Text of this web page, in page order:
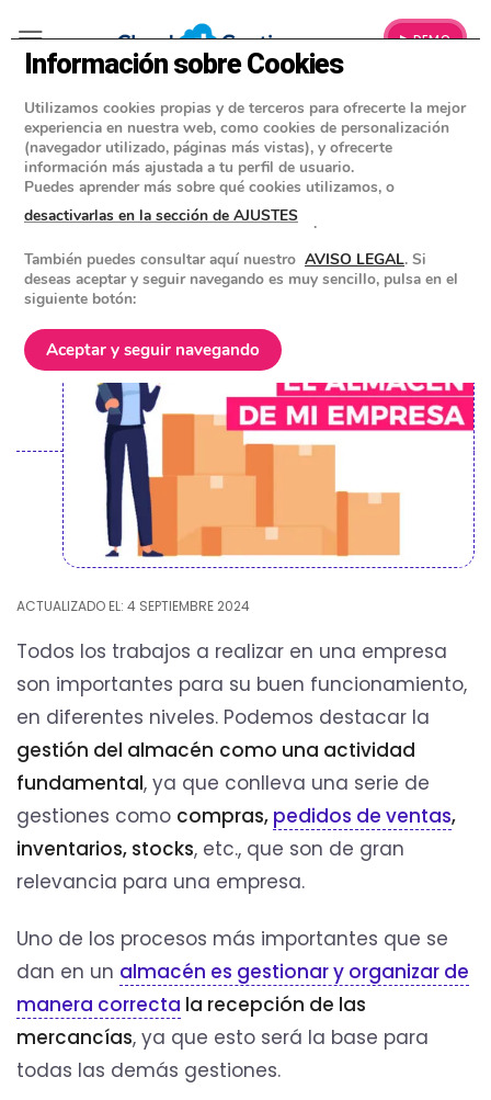
▶ DEMO
BLOG»SOFTWARE DE FACTURACIÓN
Cómo gestionar el almacén de mi
empresa
POSTED ON10 OCTUBRE 2022 BYEQUIPO DE CLOUD GESTION
ACTUALIZADO EL: 4 SEPTIEMBRE 2024
Todos los trabajos a realizar en una empresa
son importantes para su buen funcionamiento,
en diferentes niveles. Podemos destacar la
gestión del almacén como una actividad
fundamental, ya que conlleva una serie de
gestiones como compras, pedidos de ventas,
inventarios, stocks, etc., que son de gran
relevancia para una empresa.
Uno de los procesos más importantes que se
dan en un almacén es gestionar y organizar de
manera correcta la recepción de las
mercancías, ya que esto será la base para
todas las demás gestiones.
Información sobre Cookies
Utilizamos cookies propias y de terceros para ofrecerte la mejor
experiencia en nuestra web, como cookies de personalización
(navegador utilizado, páginas más vistas), y ofrecerte
información más ajustada a tu perfil de usuario.
Puedes aprender más sobre qué cookies utilizamos, o
desactivarlas en la sección de AJUSTES
.
También puedes consultar aquí nuestro AVISO LEGAL. Si
deseas aceptar y seguir navegando es muy sencillo, pulsa en el
siguiente botón:
Aceptar y seguir navegando